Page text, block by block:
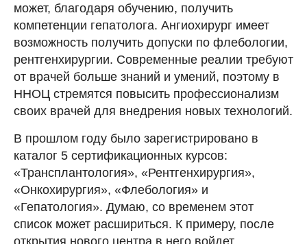
может, благодаря обучению, получить
компетенции гепатолога. Ангиохирург имеет
возможность получить допуски по флебологии,
рентгенхирургии. Современные реалии требуют
от врачей больше знаний и умений, поэтому в
ННОЦ стремятся повысить профессионализм
своих врачей для внедрения новых технологий.
В прошлом году было зарегистрировано в
каталог 5 сертификационных курсов:
«Трансплантология», «Рентгенхирургия»,
«Онкохирургия», «Флебология» и
«Гепатология». Думаю, со временем этот
список может расшириться. К примеру, после
открытия нового центра в него войдет